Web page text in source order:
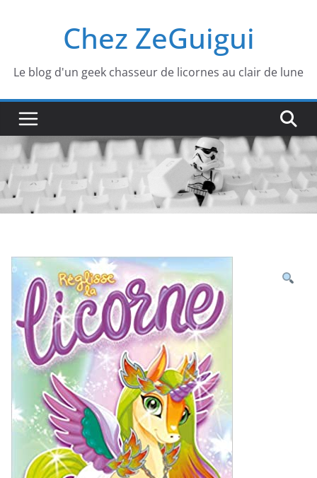
Chez ZeGuigui
Le blog d'un geek chasseur de licornes au clair de lune